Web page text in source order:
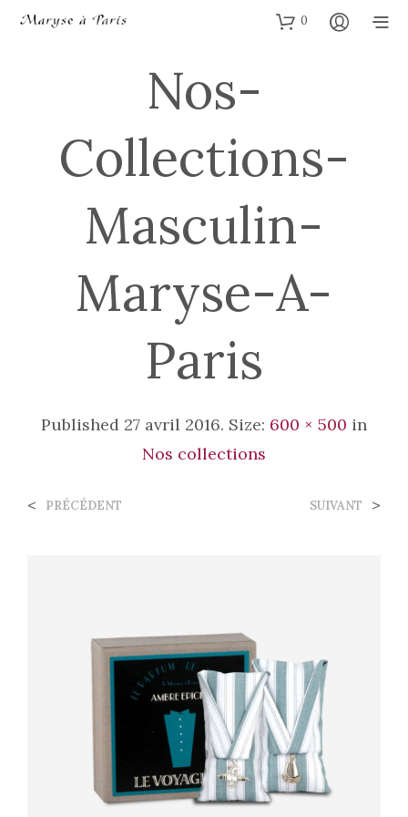
0
Nos-
Collections-
Masculin-
Maryse-A-
Paris
Published 27 avril 2016. Size: 600 × 500 in
Nos collections
< PRÉCÉDENT SUIVANT >